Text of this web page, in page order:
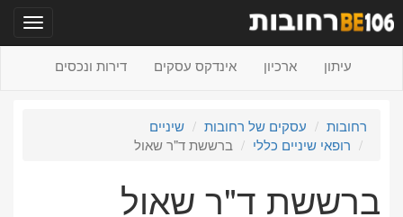
עיתון ארכיון אינדקס עסקים דירות ונכסים
רחובות עסקים של רחובות
שיניים
רופאי שיניים כללי
ברששת ד"ר שאול
ברששת ד"ר שאול